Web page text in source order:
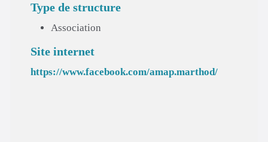
Type de structure
Association
Site internet
https://www.facebook.com/amap.marthod/